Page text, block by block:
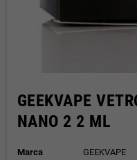
GEEKVAPE
NANO 2 2 ML
Marca
GEEKVAPE